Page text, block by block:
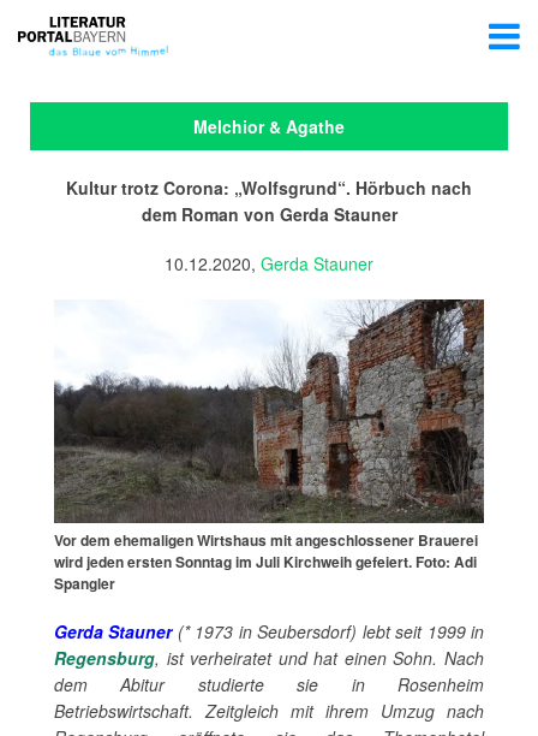
Melchior & Agathe
Kultur trotz Corona: „Wolfsgrund“. Hörbuch nach
dem Roman von Gerda Stauner
10.12.2020, Gerda Stauner
Vor dem ehemaligen Wirtshaus mit angeschlossener Brauerei
wird jeden ersten Sonntag im Juli Kirchweih gefeiert. Foto: Adi
Spangler
Gerda Stauner(* 1973 in Seubersdorf) lebt seit 1999 in
Regensburg, ist verheiratet und hat einen Sohn. Nach
dem Abitur studierte sie in Rosenheim
Betriebswirtschaft. Zeitgleich mit ihrem Umzug nach